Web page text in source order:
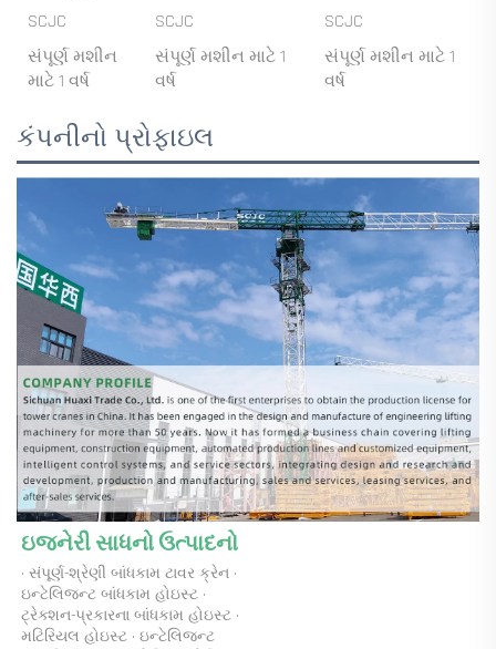
SCJC SCJC
SCJC
સંપૂર્ણ મશીન
માટે 1 વર્ષ
સંપૂર્ણ મશીન માટે 1
વર્ષ
સંપૂર્ણ મશીન માટે 1
વર્ષ
કંપનીનો પ્રોફાઇલ
ઇજનેરી સાધનો ઉત્પાદનો
· સંપૂર્ણ-શ્રેણી બાંધકામ ટાવર ક્રેન ·
ઇન્ટેલિજન્ટ બાંધકામ હોઇસ્ટ ·
ટ્રેક્શન-પ્રકારના બાંધકામ હોઇસ્ટ ·
મટિરિયલ હોઇસ્ટ · ઇન્ટેલિજન્ટ